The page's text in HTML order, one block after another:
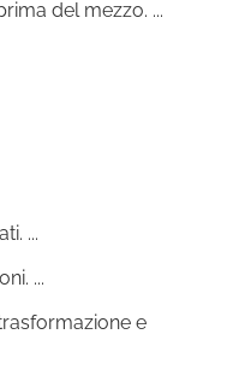
del mezzo. ...
...
...
e